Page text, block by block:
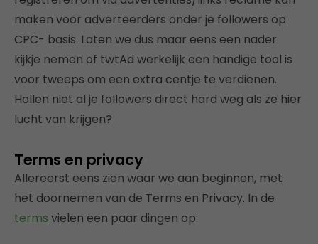
maken voor adverteerders onder je followers op
CPC- basis. Laten we dus maar eens een nader
kijkje nemen of twtAd werkelijk een handige tool is
voor tweeps om een extra centje te verdienen.
Hollen niet al je followers direct hard weg als ze hier
lucht van krijgen?
Terms en privacy
Allereerst eens zien waar we aan beginnen, met
het doornemen van de Terms en Privacy. In de
terms vielen een paar dingen op: